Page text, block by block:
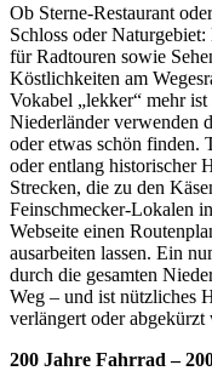
Ob Sterne-Restaurant
Schloss oder
für Radtouren sowie
Köstlichkeiten am
Vokabel „lekker“ mehr
Niederländer verwenden
oder etwas schön finden.
oder entlang historischer
Strecken, die zu den
Feinschmecker-Lokalen
Webseite einen
ausarbeiten lassen. Ein
durch die gesamten
Weg – und ist nützliches
verlängert oder abgekürzt
200 Jahre Fahrrad –